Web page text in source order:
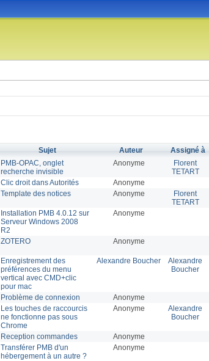
Sujet Auteur Assigné à
PMB-OPAC, onglet
recherche invisible
Anonyme
Florent
TETART
Clic droit dans Autorités Anonyme
Template des notices Anonyme
Florent
TETART
Installation PMB 4.0.12 sur
Serveur Windows 2008
R2
Anonyme
ZOTERO Anonyme
Enregistrement des
préférences du menu
vertical avec CMD+clic
pour mac
Alexandre Boucher
Alexandre
Boucher
Problème de connexion Anonyme
Les touches de raccourcis
ne fonctionne pas sous
Chrome
Anonyme
Alexandre
Boucher
Reception commandes Anonyme
Transférer PMB d'un
hébergement à un autre ?
Anonyme